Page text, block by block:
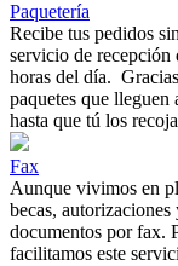
Paquetería
Recibe tus pedidos sin
servicio de recepción
horas del día. Gracias
paquetes que lleguen
hasta que tú los
Fax
Aunque vivimos en
becas, autorizaciones
documentos porfax.
facilitamos este